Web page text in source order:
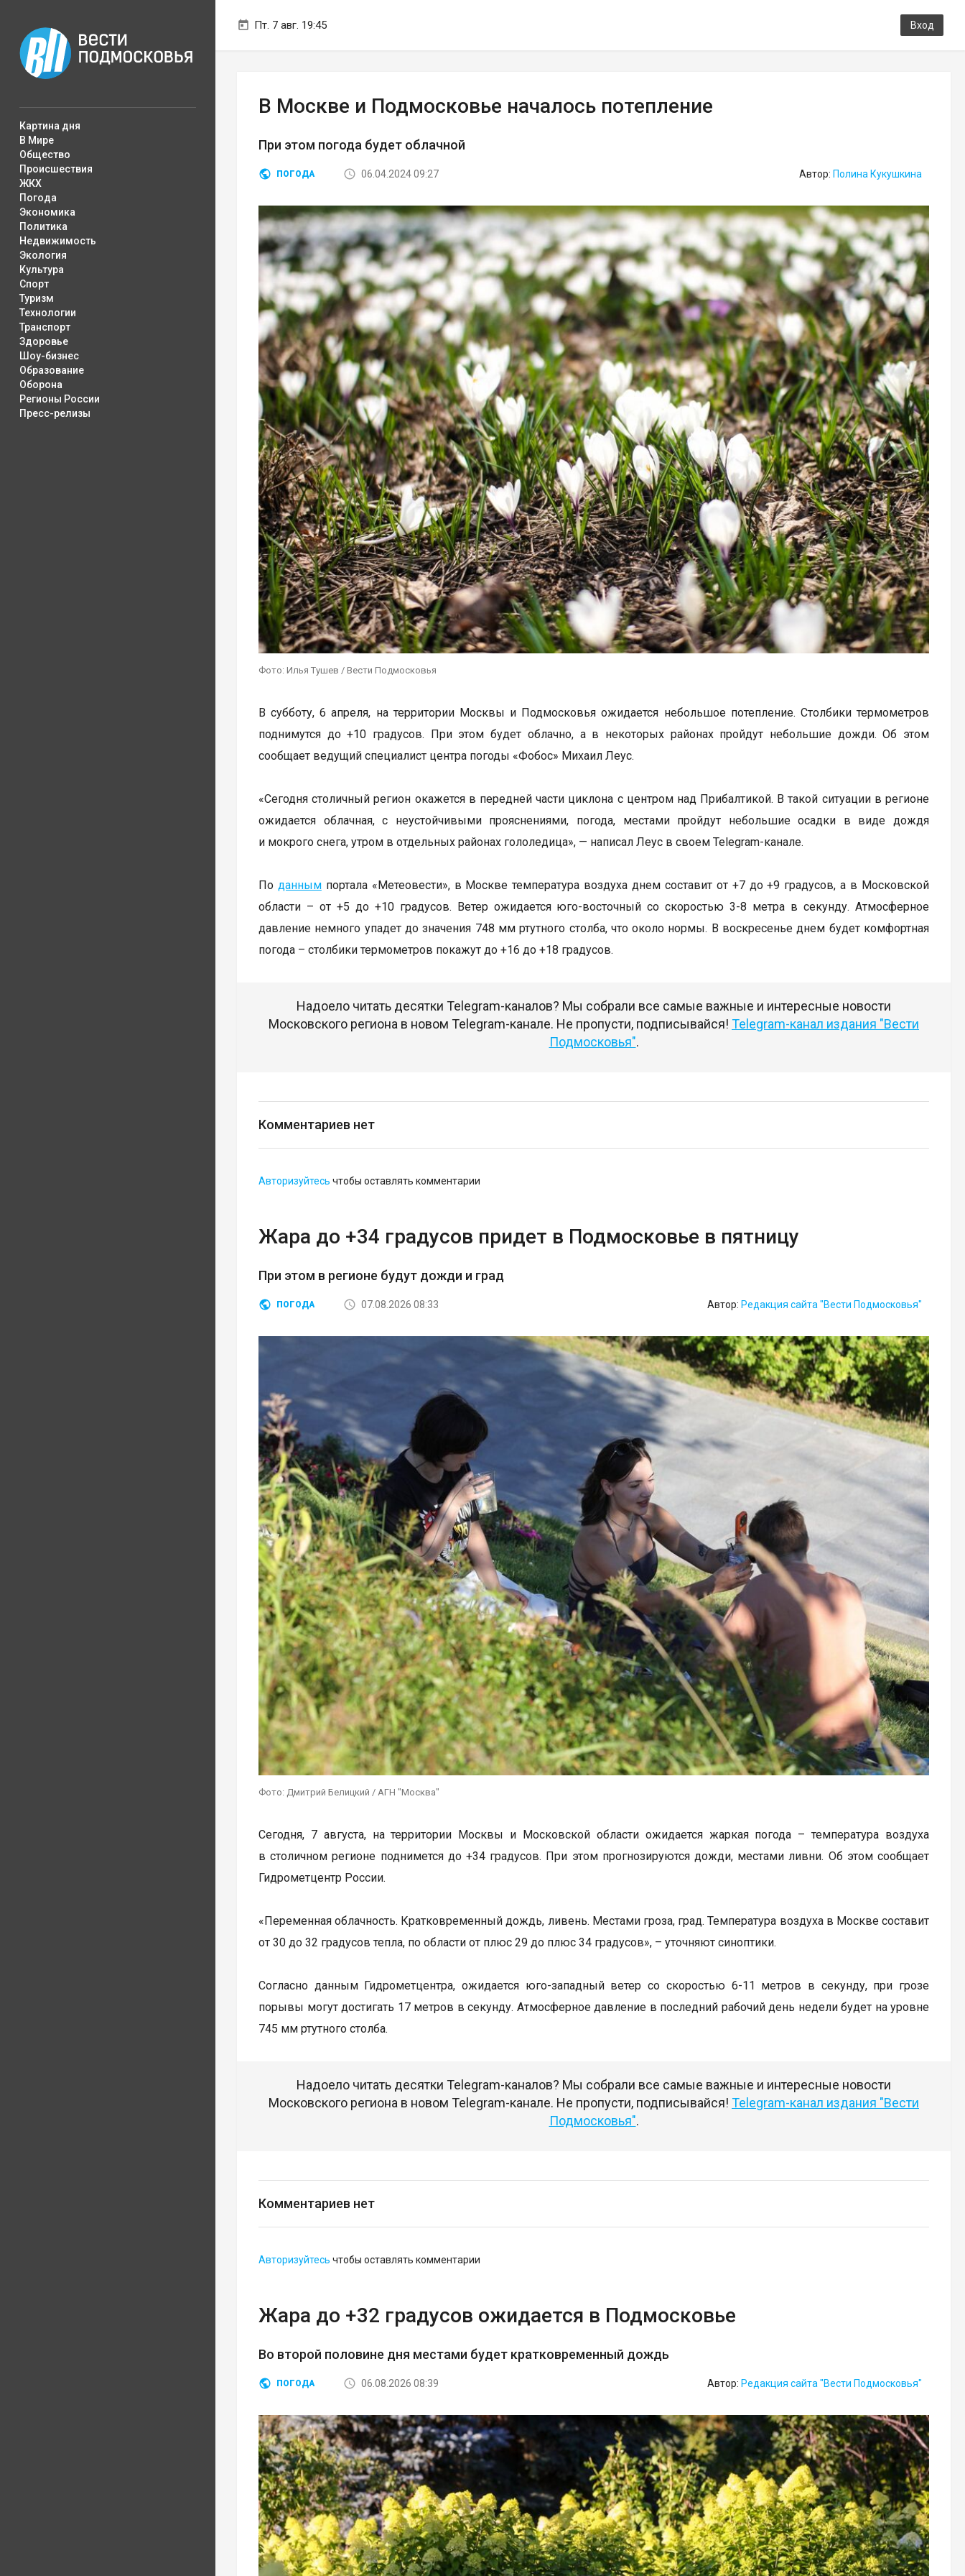
Пт. 7 авг. 19:45 Вход
Картина дня
В Мире
Общество
Происшествия
ЖКХ
Погода
Экономика
Политика
Недвижимость
Экология
Культура
Спорт
Туризм
Технологии
Транспорт
Здоровье
Шоу-бизнес
Образование
Оборона
Регионы России
Пресс-релизы
В Москве и Подмосковье началось потепление
При этом погода будет облачной
ПОГОДА 06.04.2024 09:27 Автор: Полина Кукушкина
Фото: Илья Тушев / Вести Подмосковья
В субботу, 6 апреля, на территории Москвы и Подмосковья ожидается небольшое потепление. Столбики термометров
поднимутся до +10 градусов. При этом будет облачно, а в некоторых районах пройдут небольшие дожди. Об этом
сообщает ведущий специалист центра погоды «Фобос» Михаил Леус.
«Сегодня столичный регион окажется в передней части циклона с центром над Прибалтикой. В такой ситуации в регионе
ожидается облачная, с неустойчивыми прояснениями, погода, местами пройдут небольшие осадки в виде дождя
и мокрого снега, утром в отдельных районах гололедица», — написал Леус в своем Telegram-канале.
По даннымпортала «Метеовести», в Москве температура воздуха днем составит от +7 до +9 градусов, а в Московской
области – от +5 до +10 градусов. Ветер ожидается юго-восточный со скоростью 3-8 метра в секунду. Атмосферное
давление немного упадет до значения 748 мм ртутного столба, что около нормы. В воскресенье днем будет комфортная
погода – столбики термометров покажут до +16 до +18 градусов.
Надоело читать десятки Telegram-каналов? Мы собрали все самые важные и интересные новости
Московского региона в новом Telegram-канале. Не пропусти, подписывайся! Telegram-канал издания "Вести
Подмосковья".
Комментариев нет
Авторизуйтесь чтобы оставлять комментарии
Жара до +34 градусов придет в Подмосковье в пятницу
При этом в регионе будут дожди и град
ПОГОДА 07.08.2026 08:33 Автор: Редакция сайта "Вести Подмосковья"
Фото: Дмитрий Белицкий / АГН "Москва"
Сегодня, 7 августа, на территории Москвы и Московской области ожидается жаркая погода – температура воздуха
в столичном регионе поднимется до +34 градусов. При этом прогнозируются дожди, местами ливни. Об этом сообщает
Гидрометцентр России.
«Переменная облачность. Кратковременный дождь, ливень. Местами гроза, град. Температура воздуха в Москве составит
от 30 до 32 градусов тепла, по области от плюс 29 до плюс 34 градусов», – уточняют синоптики.
Согласно данным Гидрометцентра, ожидается юго-западный ветер со скоростью 6-11 метров в секунду, при грозе
порывы могут достигать 17 метров в секунду. Атмосферное давление в последний рабочий день недели будет на уровне
745 мм ртутного столба.
Надоело читать десятки Telegram-каналов? Мы собрали все самые важные и интересные новости
Московского региона в новом Telegram-канале. Не пропусти, подписывайся! Telegram-канал издания "Вести
Подмосковья".
Комментариев нет
Авторизуйтесь чтобы оставлять комментарии
Жара до +32 градусов ожидается в Подмосковье
Во второй половине дня местами будет кратковременный дождь
ПОГОДА 06.08.2026 08:39 Автор: Редакция сайта "Вести Подмосковья"